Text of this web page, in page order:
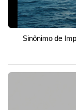
Sinônimo de